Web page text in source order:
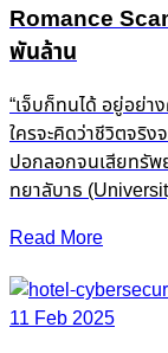
Romance
พันล้าน
“เจ็บก็ทนได้ อยู่อย่า
ใครจะคิดว่าชีวิตจริ
ปอกลอกจนเสียทรัพ
ทยาลับาธ
Read More
11 Feb 2025